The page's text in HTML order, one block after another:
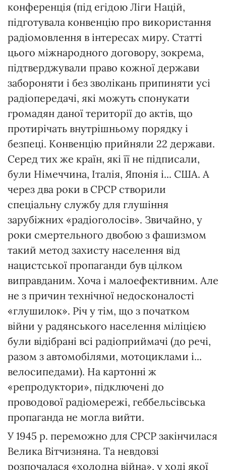
конференція (під егідою Ліги Націй,
підготувала конвенцію про використання
радіомовлення в інтересах миру. Статті
цього міжнародного договору, зокрема,
підтверджували право кожної держави
забороняти і без зволікань припиняти усі
радіопередачі, які можуть спонукати
громадян даної території до актів, що
протирічать внутрішньому порядку і
безпеці. Конвенцію прийняли 22 держави.
Серед тих же країн, які її не підписали,
були Німеччина, Італія, Японія і... США. А
через два роки в СРСР створили
спеціальну службу для глушіння
зарубіжних «радіоголосів». Звичайно, у
роки смертельного двобою з фашизмом
такий метод захисту населення від
нацистської пропаганди був цілком
виправданим. Хоча і малоефективним. Але
не з причин технічної недосконалості
«глушилок». Річ у тім, що з початком
війни у радянського населення міліцією
були відібрані всі радіоприймачі (до речі,
разом з автомобілями, мотоциклами і...
велосипедами). На картонні ж
«репродуктори», підключені до
проводової радіомережі, геббельсівська
пропаганда не могла вийти.
У 1945 р. переможно для СРСР закінчилася
Велика Вітчизняна. Та невдовзі
розпочалася «холодна війна», у ході якої